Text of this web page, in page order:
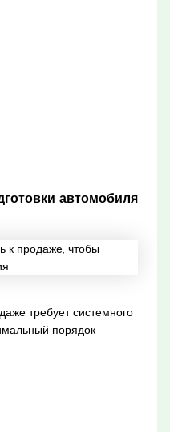
автомобиля
требует системного
порядок